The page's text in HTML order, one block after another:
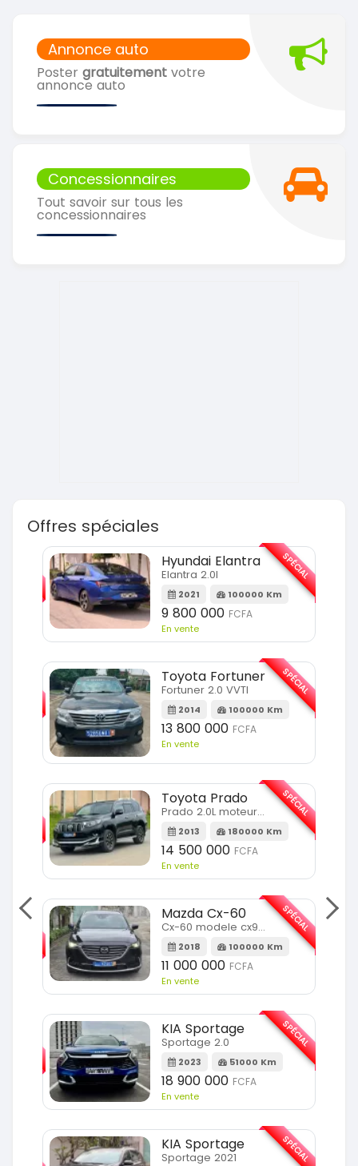
Annonce auto
Poster gratuitement votre
annonce auto
Concessionnaires
Tout savoir sur tous les
concessionnaires
Offres spéciales
SPÉCIAL
Hyundai Elantra
Elantra 2.0l
2021 100000 Km
9 800 000 FCFA
En vente
SPÉCIAL
Toyota Fortuner
Fortuner 2.0 VVTI
2014 100000 Km
13 800 000 FCFA
En vente
SPÉCIAL
Toyota Prado
Prado 2.0L moteur d4d
2013 180000 Km
14 500 000 FCFA
En vente
SPÉCIAL
Mazda Cx-60
Cx-60 modele cx9 full option
2018 100000 Km
11 000 000 FCFA
En vente
SPÉCIAL
KIA Sportage
Sportage 2.0
2023 51000 Km
18 900 000 FCFA
En vente
SPÉCIAL
KIA Sportage
Sportage 2021 SPÉCIAL